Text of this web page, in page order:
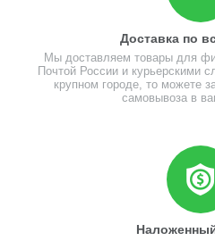
Доставка по
Мы доставляем товары для
Почтой России и курьерскими
крупном городе, то можете
самовывоза в